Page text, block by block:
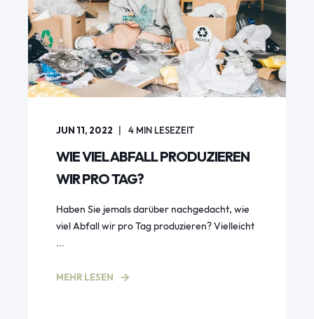
JUN 11, 2022 4 MIN LESEZEIT
WIE VIEL ABFALL PRODUZIEREN
WIR PRO TAG?
Haben Sie jemals darüber nachgedacht, wie
viel Abfall wir pro Tag produzieren? Vielleicht
...
MEHR LESEN